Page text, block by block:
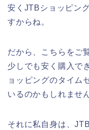
安くJTBショッピン
すからね。
だから、こちらをご
少しでも安く購入で
ョッピングのタイム
いるのかもしれませ
それに私自身は、